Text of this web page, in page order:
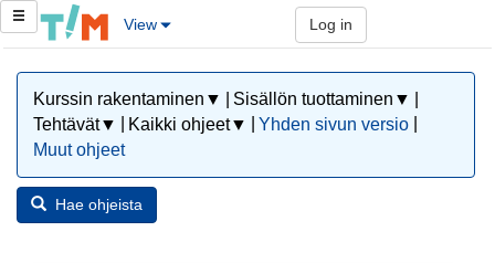
View Log in
Kurssin rakentaminen▼ Sisällön tuottaminen▼
Tehtävät▼
Kaikki ohjeet▼ Yhden sivun versio
Muut ohjeet
Hae ohjeista